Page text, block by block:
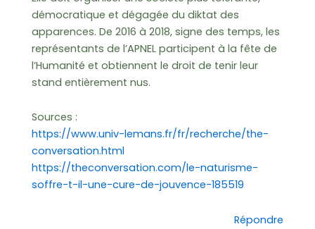
démocratique et dégagée du diktat des
apparences. De 2016 à 2018, signe des temps, les
représentants de l’APNEL participent à la fête de
l’Humanité et obtiennent le droit de tenir leur
stand entièrement nus.
Sources :
https://www.univ-lemans.fr/fr/recherche/the-
conversation.html
https://theconversation.com/le-naturisme-
soffre-t-il-une-cure-de-jouvence-185519
Répondre